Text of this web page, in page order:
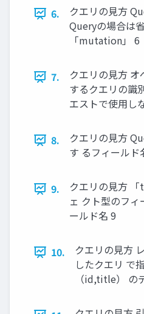
6.
クエリの⾒⽅
Queryの場合は
「mutation」 6
7.
クエリの⾒⽅
するクエリの識
エストで使⽤し
8.
クエリの⾒⽅
す るフィールド
9.
クエリの⾒⽅
ェ クト型のフィ
ールド名 9
10.
クエリの⾒⽅
したクエリ で
（id,title） の